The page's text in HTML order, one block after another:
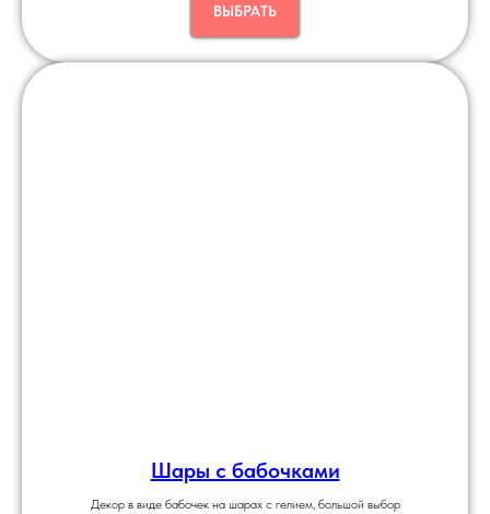
ВЫБРАТЬ
Шары с бабочками
Декор в виде бабочек на шарах с гелием, большой выбор